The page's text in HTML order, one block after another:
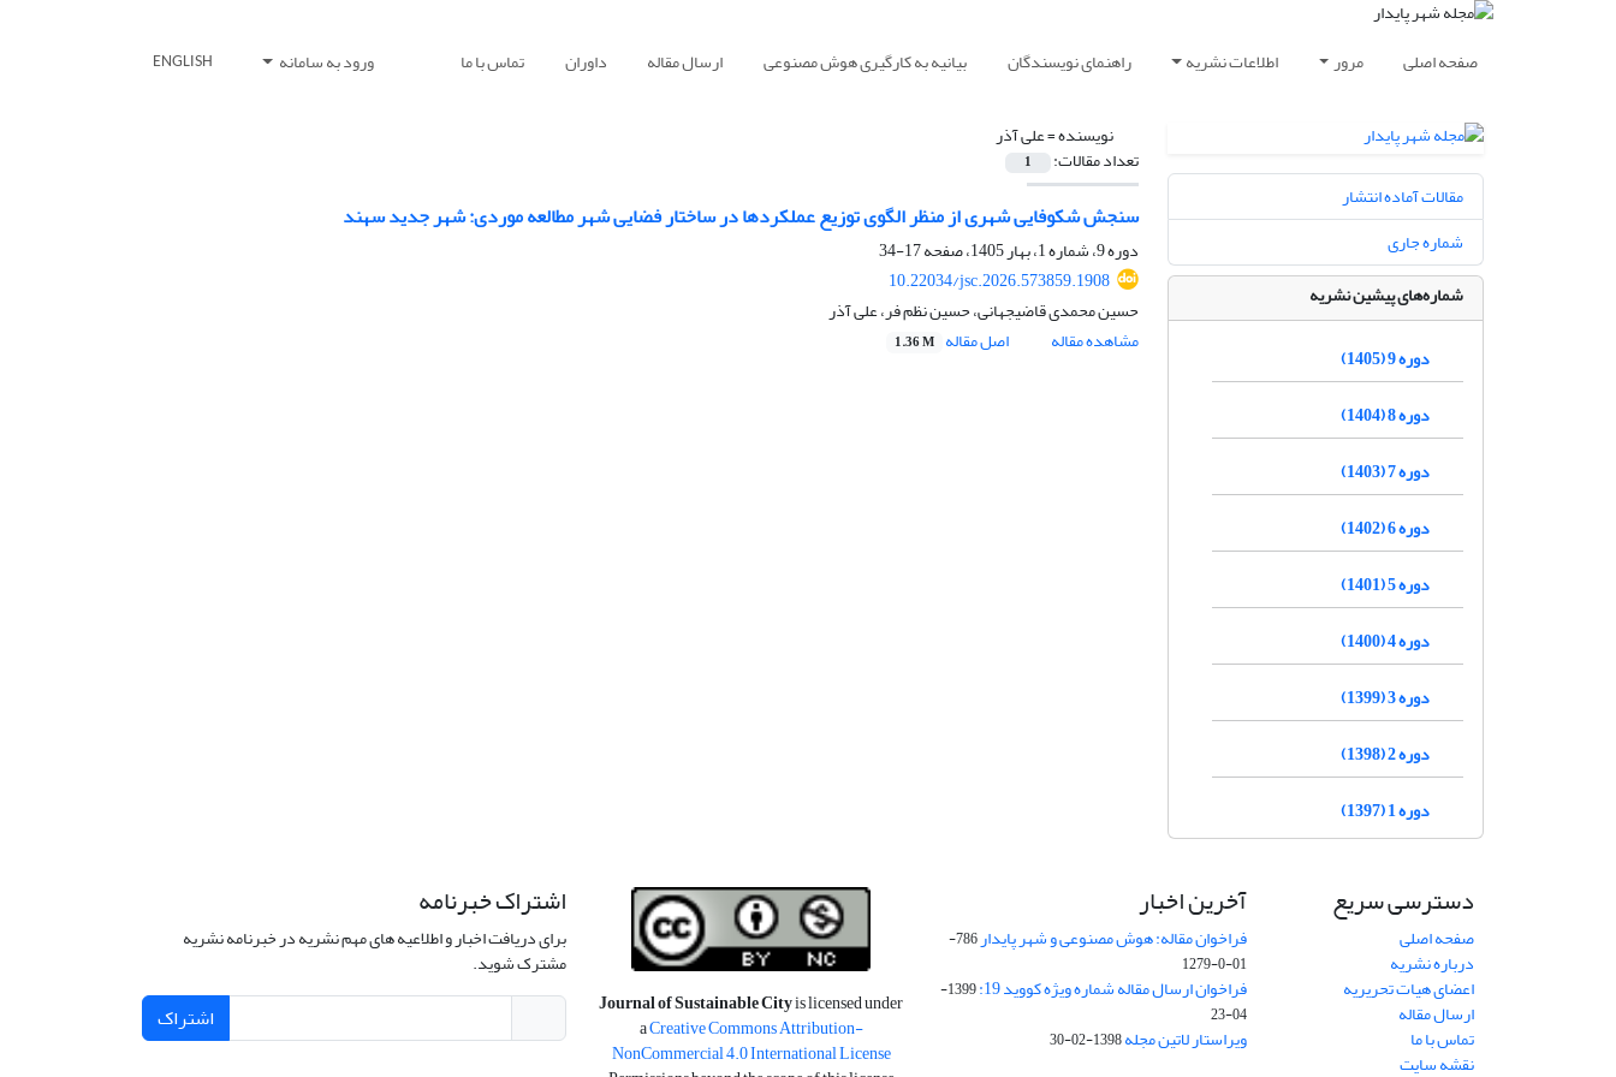
صفحه اصلی مرور اطلاعات نشریه راهنمای نویسندگان بیانیه به کارگیری هوش مصنوعی ارسال مقاله داوران تماس با ما ورود به سامانه ENGLISH
نویسنده =علی آذر
تعداد مقالات: 1
سنجش شکوفایی شهری از منظر الگوی توزیع عملکردها در ساختار فضایی شهر مطالعه موردی: شهر جدید سهند
دوره 9، شماره 1، بهار 1405، صفحه
17-34
10.22034/jsc.2026.573859.1908
حسین محمدی قاضیجهانی، حسین نظم فر، علی آذر
مشاهده مقاله
اصل مقاله 1.36 M
مقالات آماده انتشار
شماره جاری
شماره‌های پیشین نشریه
دوره 9 (1405)
دوره 8 (1404)
دوره 7 (1403)
دوره 6 (1402)
دوره 5 (1401)
دوره 4 (1400)
دوره 3 (1399)
دوره 2 (1398)
دوره 1 (1397)
دسترسی سریع
صفحه اصلی
درباره نشریه
اعضای هیات تحریریه
ارسال مقاله
تماس با ما
نقشه سایت
آخرین اخبار
فراخوان مقاله: هوش مصنوعی و شهر پایدار
786-
01-0-1279
فراخوان ارسال مقاله شماره ویژه کووید 19:
1399-
04-23
ویراستار لاتین مجله1398-02-30
Journal of Sustainable Cityis licensed under
aCreative Commons Attribution-
NonCommercial 4.0 International License
اشتراک خبرنامه
برای دریافت اخبار و اطلاعیه های مهم نشریه در خبرنامه نشریه
مشترک شوید.
اشتراک